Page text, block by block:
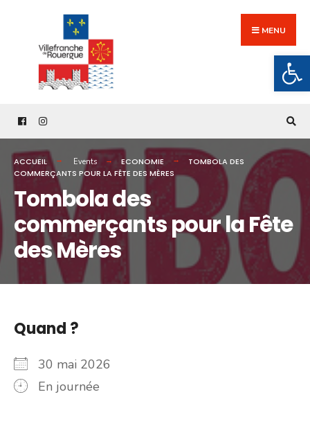
content
MENU
ACCUEIL Events ECONOMIE
TOMBOLA DES
COMMERÇANTS POUR LA FÊTE DES MÈRES
Tombola des
commerçants pour la Fête
des Mères
Quand ?
30 mai 2026
En journée